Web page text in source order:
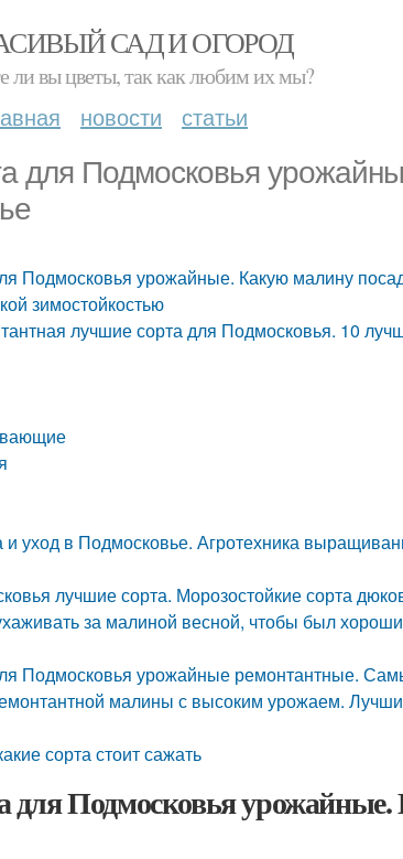
САД И ОГОРОД
ли вы цветы, так как любим их мы?
новости статьи
для Подмосковья
Подмосковья урожайные. Какую малину
зимостойкостью
лучшие сорта для Подмосковья. 10
и уход в Подмосковье. Агротехника
лучшие сорта. Морозостойкие сорта
за малиной весной, чтобы был
Подмосковья урожайные ремонтантные.
малины с высоким урожаем.
сорта стоит сажать
для Подмосковья